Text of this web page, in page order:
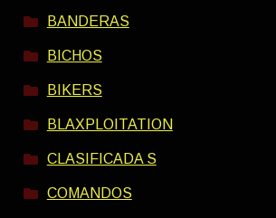
BANDERAS
BICHOS
BIKERS
BLAXPLOITATION
CLASIFICADA S
COMANDOS